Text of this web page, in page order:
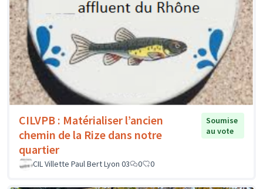
CILVPB : Matérialiser l’ancien
chemin de la Rize dans notre
quartier
Soumise
au vote
CIL Villette Paul Bert Lyon 03 0 0